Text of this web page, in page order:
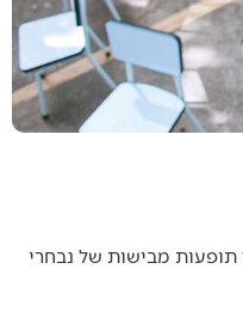
מבישות של נבחרי